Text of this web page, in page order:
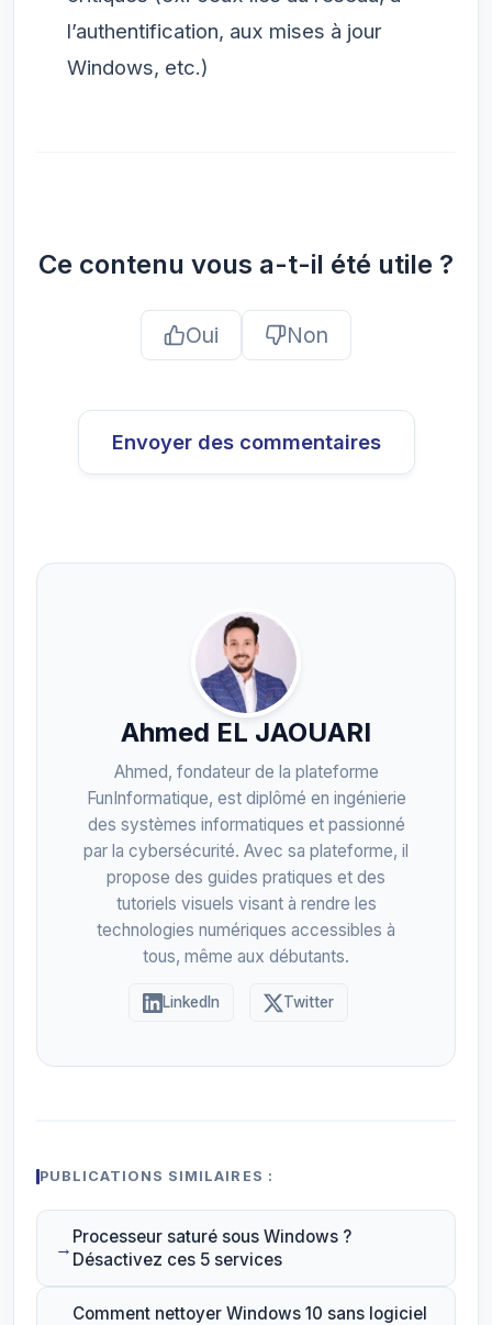
l’authentification, aux mises à jour
Windows, etc.)
Ce contenu vous a-t-il été utile ?
Oui Non
Envoyer des commentaires
Ahmed EL JAOUARI
Ahmed, fondateur de la plateforme
FunInformatique, est diplômé en ingénierie
des systèmes informatiques et passionné
par la cybersécurité. Avec sa plateforme, il
propose des guides pratiques et des
tutoriels visuels visant à rendre les
technologies numériques accessibles à
tous, même aux débutants.
LinkedIn Twitter
PUBLICATIONS SIMILAIRES :
Processeur saturé sous Windows ?
Désactivez ces 5 services
Comment nettoyer Windows 10 sans logiciel